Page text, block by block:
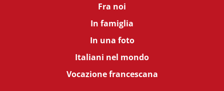
Fra noi
In famiglia
In una foto
Italiani nel mondo
Vocazione francescana